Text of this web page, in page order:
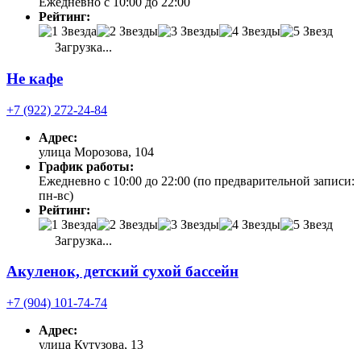
Рейтинг:
Загрузка...
Не кафе
+7 (922) 272-24-84
Адрес:
улица Морозова, 104
График работы:
Ежедневно с 10:00 до 22:00 (по предварительной записи:
пн-вс)
Рейтинг:
Загрузка...
Акуленок, детский сухой бассейн
+7 (904) 101-74-74
Адрес:
улица Кутузова, 13